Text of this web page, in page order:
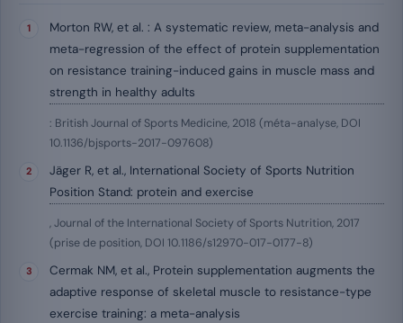
Morton RW, et al. : A systematic review, meta-analysis and
meta-regression of the effect of protein supplementation
on resistance training-induced gains in muscle mass and
strength in healthy adults
: British Journal of Sports Medicine, 2018 (méta-analyse, DOI
10.1136/bjsports-2017-097608)
Jäger R, et al., International Society of Sports Nutrition
Position Stand: protein and exercise
, Journal of the International Society of Sports Nutrition, 2017
(prise de position, DOI 10.1186/s12970-017-0177-8)
Cermak NM, et al., Protein supplementation augments the
adaptive response of skeletal muscle to resistance-type
exercise training: a meta-analysis